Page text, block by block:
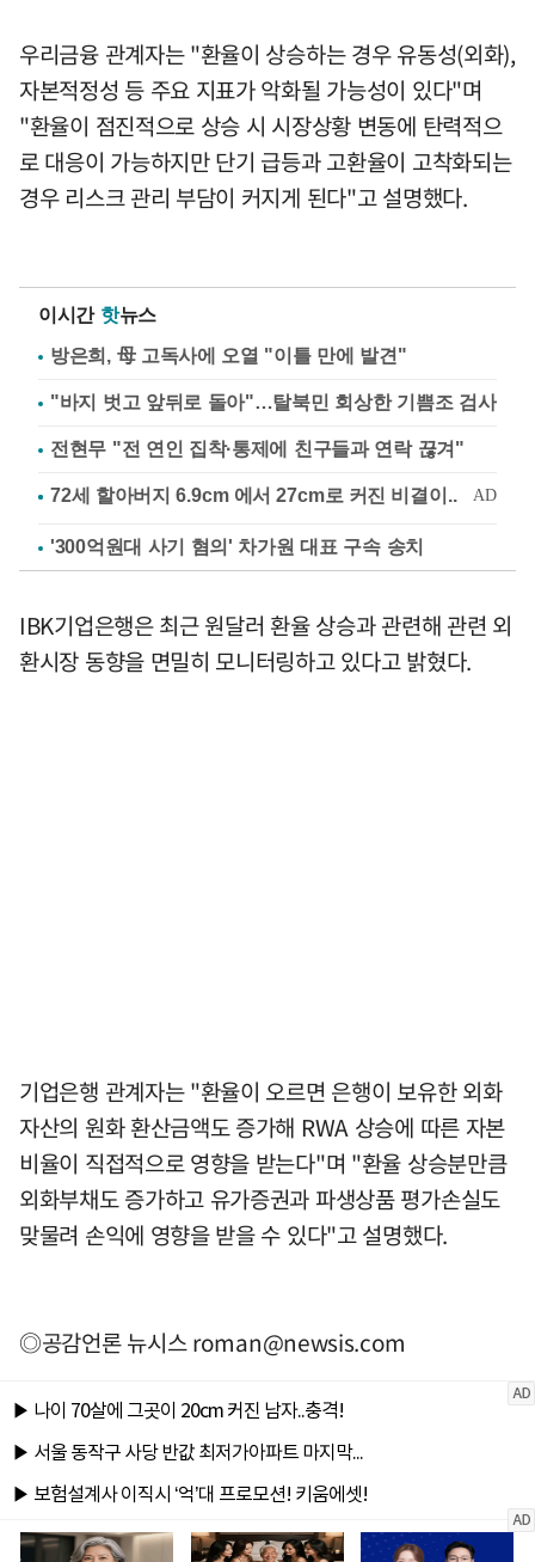
우리금융 관계자는 "환율이 상승하는 경우 유동성(외화),
자본적정성 등 주요 지표가 악화될 가능성이 있다"며
"환율이 점진적으로 상승 시 시장상황 변동에 탄력적으
로 대응이 가능하지만 단기 급등과 고환율이 고착화되는
경우 리스크 관리 부담이 커지게 된다"고 설명했다.
이시간 핫뉴스
방은희, 母 고독사에 오열 "이틀 만에 발견"
"바지 벗고 앞뒤로 돌아"…탈북민 회상한 기쁨조 검사
전현무 "전 연인 집착·통제에 친구들과 연락 끊겨"
'300억원대 사기 혐의' 차가원 대표 구속 송치
IBK기업은행은 최근 원달러 환율 상승과 관련해 관련 외
환시장 동향을 면밀히 모니터링하고 있다고 밝혔다.
기업은행 관계자는 "환율이 오르면 은행이 보유한 외화
자산의 원화 환산금액도 증가해 RWA 상승에 따른 자본
비율이 직접적으로 영향을 받는다"며 "환율 상승분만큼
외화부채도 증가하고 유가증권과 파생상품 평가손실도
맞물려 손익에 영향을 받을 수 있다"고 설명했다.
◎공감언론 뉴시스roman@newsis.com